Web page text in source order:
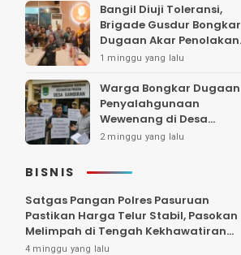
Bangil Diuji Toleransi,
Brigade Gusdur Bongkar
Dugaan Akar Penolakan
Tempat Ibadah
1 minggu yang lalu
Warga Bongkar Dugaan
Penyalahgunaan
Wewenang di Desa
Gambiran, Isu Narkoba
2 minggu yang lalu
BISNIS
Satgas Pangan Polres Pasuruan
Pastikan Harga Telur Stabil, Pasokan
Melimpah di Tengah Kekhawatiran
Fluktuasi
4 minggu yang lalu